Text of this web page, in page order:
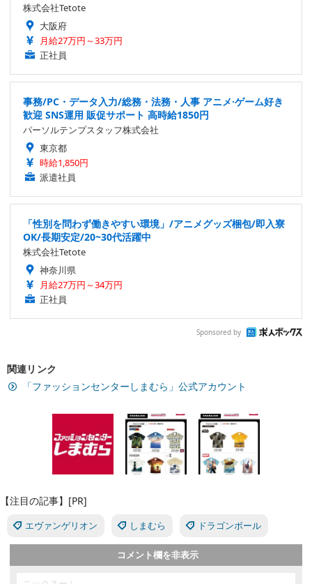
株式会社Tetote
大阪府
月給27万円～33万円
正社員
事務/PC・データ入力/総務・法務・人事 アニメ·ゲーム好き
歓迎 SNS運用 販促サポート 高時給1850円
パーソルテンプスタッフ株式会社
東京都
時給1,850円
派遣社員
「性別を問わず働きやすい環境」/アニメグッズ梱包/即入寮
OK/長期安定/20~30代活躍中
株式会社Tetote
神奈川県
月給27万円～34万円
正社員
Sponsored by
関連リンク
「ファッションセンターしまむら」公式アカウント
【注目の記事】[PR]
エヴァンゲリオン しまむら ドラゴンボール
コメント欄を非表示